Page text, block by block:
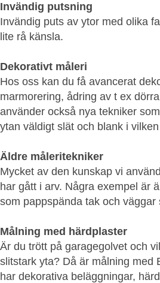
Invändig putsning
Invändig puts av ytor med olika
lite rå känsla.
Dekorativt måleri
Hos oss kan du få avancerat
marmorering, ådring av t ex
använder också nya tekniker
ytan väldigt slät och blank i
Äldre måleritekniker
Mycket av den kunskap vi
har gått i arv. Några exempel är
som pappspända tak och väggar
Målning med härdplaster
Är du trött på garagegolvet och
slitstark yta? Då är målning med
har dekorativa beläggningar,